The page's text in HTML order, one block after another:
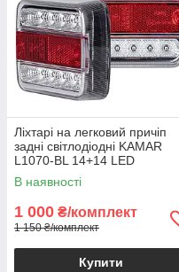
Ліхтарі на легковий причіп
задні світлодіодні KAMAR
L1070-BL 14+14 LED
стоп+габарит+поворот+підсві
чування номера
В наявності
1 000 ₴/комплект
1 150 ₴/комплект
Купити